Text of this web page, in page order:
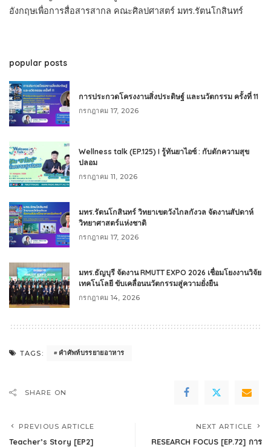
อังกฤษเพื่อการสื่อสารสากล คณะศิลปศาสตร์ มทร.รัตนโกสินทร์
popular posts
การประกวดโครงงานสิ่งประดิษฐ์ และนวัตกรรม ครั้งที่ 11
กรกฎาคม 17, 2026
Wellness talk (EP.125) I รู้ทันยาไอซ์ : กับดักความสุข
ปลอม
กรกฎาคม 11, 2026
มทร.รัตนโกสินทร์ วิทยาเขตวังไกลกังวล จัดงานสัปดาห์
วิทยาศาสตร์แห่งชาติ
กรกฎาคม 17, 2026
มทร.ธัญบุรี จัดงาน RMUTT EXPO 2026 เชื่อมโยงงานวิจัย
เทคโนโลยี ขับเคลื่อนนวัตกรรมสู่ความยั่งยืน
กรกฎาคม 14, 2026
TAGS: คำศัพท์บรรยายอาหาร
SHARE ON
PREVIOUS ARTICLE
Teacher’s Story [EP2]
NEXT ARTICLE
RESEARCH FOCUS [EP.72] การ